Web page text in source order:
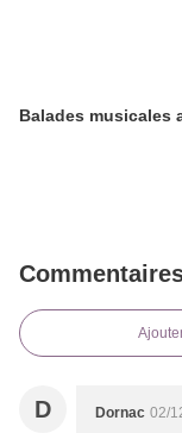
Balades musicales
D Dornac 02/